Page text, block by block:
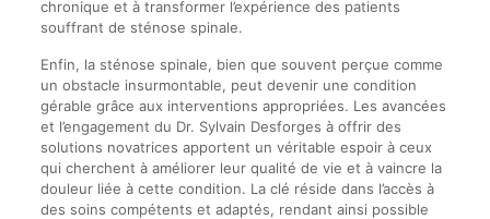
chronique et à transformer l’expérience des patients
souffrant de sténose spinale.
Enfin, la sténose spinale, bien que souvent perçue comme
un obstacle insurmontable, peut devenir une condition
gérable grâce aux interventions appropriées. Les avancées
et l’engagement du Dr. Sylvain Desforges à offrir des
solutions novatrices apportent un véritable espoir à ceux
qui cherchent à améliorer leur qualité de vie et à vaincre la
douleur liée à cette condition. La clé réside dans l’accès à
des soins compétents et adaptés, rendant ainsi possible